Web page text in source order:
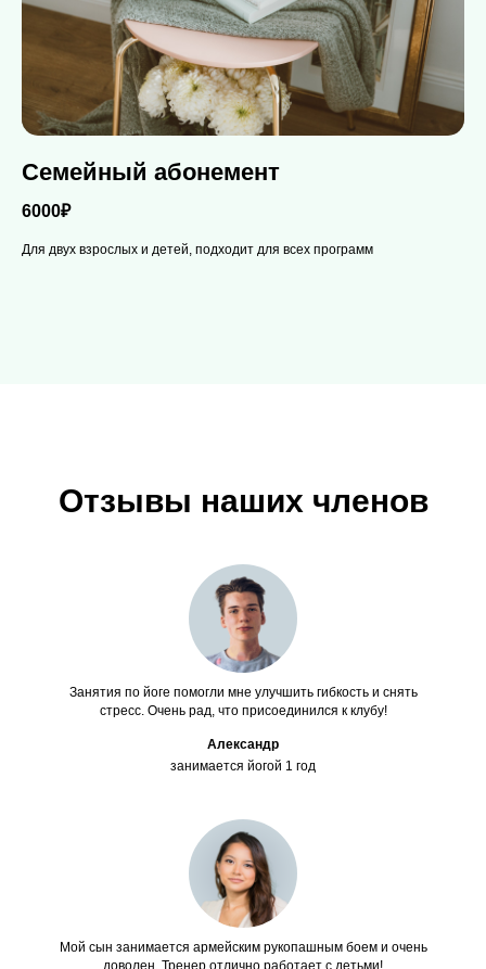
Семейный абонемент
6000₽
Для двух взрослых и детей, подходит для всех программ
Отзывы наших членов
Занятия по йоге помогли мне улучшить гибкость и снять
стресс. Очень рад, что присоединился к клубу!
Александр
занимается йогой 1 год
Мой сын занимается армейским рукопашным боем и очень